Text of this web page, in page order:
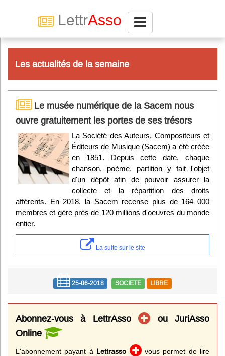
LettrAsso
Abonnez-vous à LettrAsso
ServiceAsso
Partager
VieAsso
Infos
Divers
Abo Lettrasso
Désabo Lettrasso
Nous contacter
Les actualités de la semaine
Le musée numérique de la Sacem nous
ouvre gratuitement les portes de ses trésors
La Société des Auteurs, Compositeurs et
Éditeurs de Musique (Sacem) a été créée
en 1851. Depuis cette date, chaque
chanson, poème, partition y fait l'objet
d'un dépôt afin de pouvoir assurer la
collecte et la répartition des droits
afférents. En 2018, la Sacem recense plus de 164 000
membres et gère près de 120 millions d'oeuvres du monde
entier.
La suite sur le site
25-06-2018 SOCIETE LIBRE
Abonnez-vous à LettrAsso
ou JuriAsso
Online
L'abonnement payant à Lettrasso
vous permet de lire